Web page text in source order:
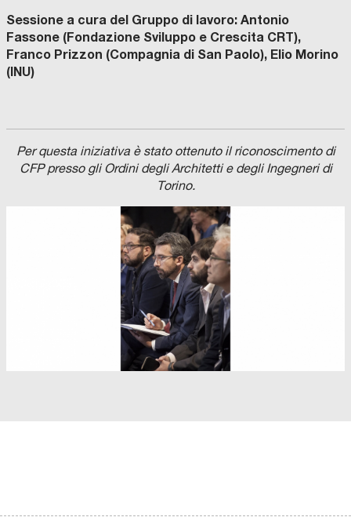
Sessione a cura del Gruppo di lavoro: Antonio
Fassone (Fondazione Sviluppo e Crescita CRT),
Franco Prizzon (Compagnia di San Paolo), Elio Morino
(INU)
Per questa iniziativa è stato ottenuto il riconoscimento di
CFP presso gli Ordini degli Architetti e degli Ingegneri di
Torino.